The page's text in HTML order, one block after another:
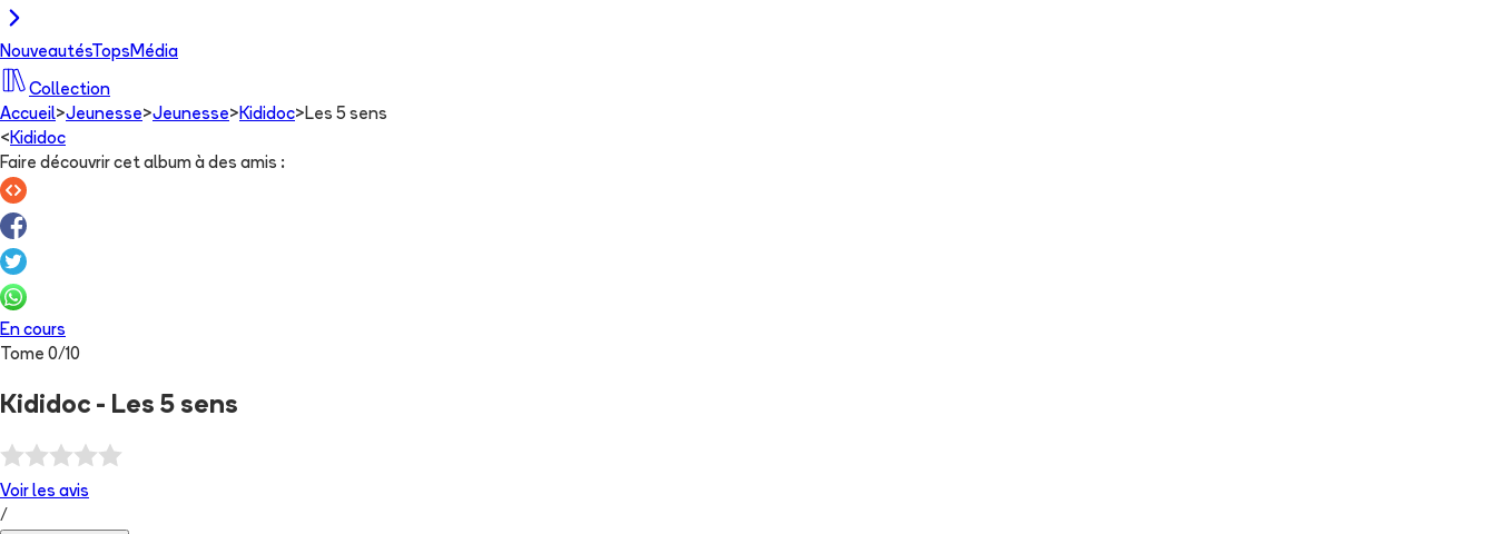
NouveautésTops Média
Collection
Accueil>Jeunesse>Jeunesse> Kididoc> Les 5 sens
< Kididoc
Faire découvrir cet album à des amis :
En cours
Tome 0/10
Kididoc - Les 5 sens
Voir les avis
/